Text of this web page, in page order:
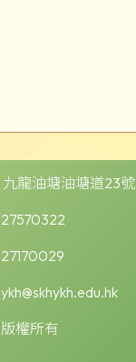
九龍油塘油塘道23號
27570322
27170029
ykh@skhykh.edu.hk
版權所有